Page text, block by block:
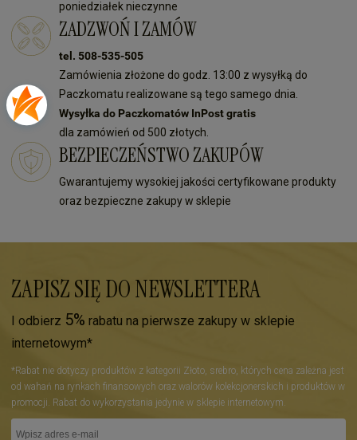
poniedziałek nieczynne
ZADZWOŃ I ZAMÓW
tel. 508-535-505
Zamówienia złożone do godz. 13:00 z wysyłką do
Paczkomatu realizowane są tego samego dnia.
Wysyłka do Paczkomatów InPost gratis
dla zamówień od 500 złotych.
BEZPIECZEŃSTWO ZAKUPÓW
Gwarantujemy wysokiej jakości certyfikowane produkty
oraz bezpieczne zakupy w sklepie
ZAPISZ SIĘ DO NEWSLETTERA
I odbierz 5% rabatu na pierwsze zakupy w sklepie
internetowym*
*Rabat nie dotyczy produktów z kategorii Złoto, srebro, których cena zależna jest
od wahań na rynkach finansowych oraz walorów kolekcjonerskich i produktów w
promocji. Rabat do wykorzystania jedynie w sklepie internetowym.